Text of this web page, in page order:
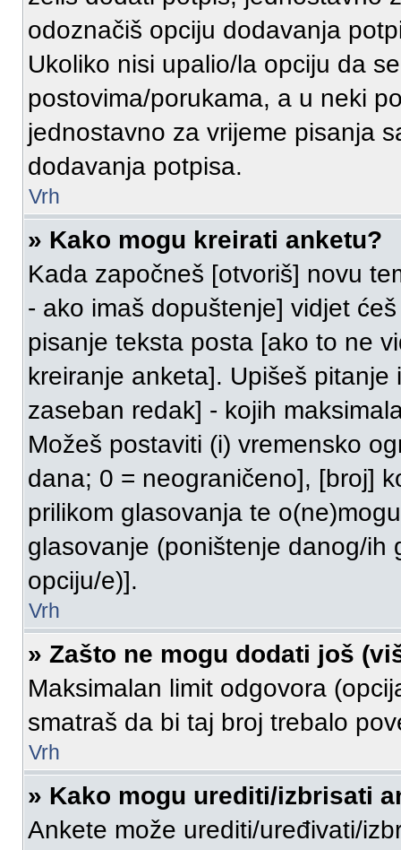
odoznačiš opciju dodavanja
Ukoliko nisi upalio/la opciju da
postovima/porukama, a u neki
jednostavno za vrijeme pisanja
dodavanja potpisa.
Vrh
» Kako mogu kreirati anketu?
Kada započneš [otvoriš] novu
- ako imaš dopuštenje] vidjet
pisanje teksta posta [ako to ne
kreiranje anketa]. Upišeš
zaseban redak] - kojih
Možeš postaviti (i) vremensko
dana; 0 = neograničeno], [broj]
prilikom glasovanja te
glasovanje (poništenje danog/ih
opciju/e)].
Vrh
» Zašto ne mogu dodati još
Maksimalan limit odgovora
smatraš da bi taj broj trebalo
Vrh
» Kako mogu urediti/izbrisati
Ankete može urediti/uređivati/